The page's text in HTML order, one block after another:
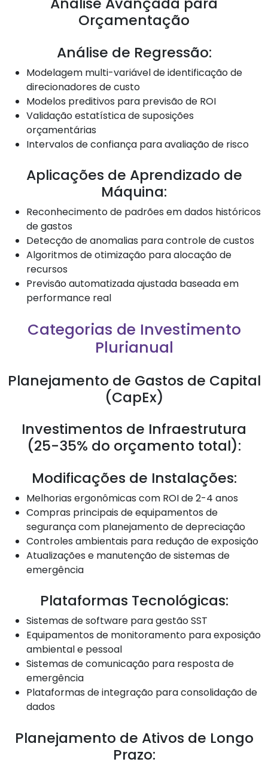
Orçamentação
Análise de Regressão:
Modelagem multi-variável de identificação de
direcionadores de custo
Modelos preditivos para previsão de ROI
Validação estatística de suposições
orçamentárias
Intervalos de confiança para avaliação de risco
Aplicações de Aprendizado de
Máquina:
Reconhecimento de padrões em dados históricos
de gastos
Detecção de anomalias para controle de custos
Algoritmos de otimização para alocação de
recursos
Previsão automatizada ajustada baseada em
performance real
Categorias de Investimento
Plurianual
Planejamento de Gastos de Capital
(CapEx)
Investimentos de Infraestrutura
(25-35% do orçamento total):
Modificações de Instalações:
Melhorias ergonômicas com ROI de 2-4 anos
Compras principais de equipamentos de
segurança com planejamento de depreciação
Controles ambientais para redução de exposição
Atualizações e manutenção de sistemas de
emergência
Plataformas Tecnológicas:
Sistemas de software para gestão SST
Equipamentos de monitoramento para exposição
ambiental e pessoal
Sistemas de comunicação para resposta de
emergência
Plataformas de integração para consolidação de
dados
Planejamento de Ativos de Longo
Prazo: